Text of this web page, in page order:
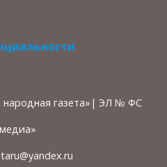
народная газета»| ЭЛ № ФС